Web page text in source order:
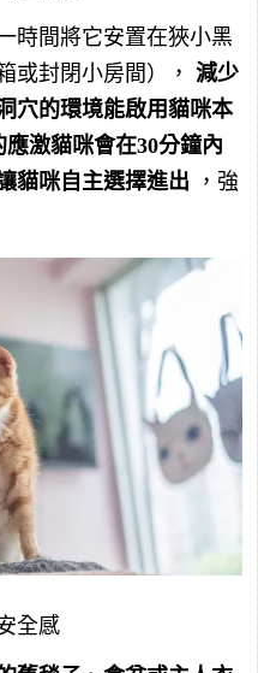
時間將它安置在狹小黑
或封閉小房間）， 減少
穴的環境能啟用貓咪本
激貓咪會在30分鐘內
貓咪自主選擇進出
，強
全感